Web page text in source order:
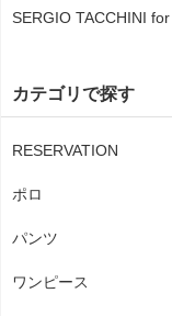
SERGIO TACCHINI for
カテゴリで探す
RESERVATION
ポロ
パンツ
ワンピース